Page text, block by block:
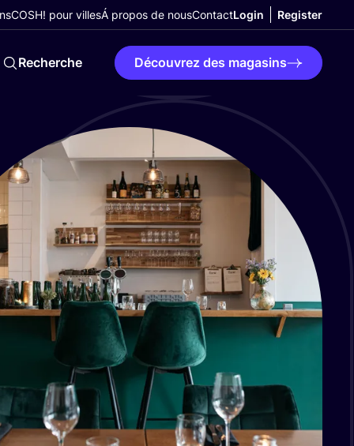
COSH! pour villesÁ propos de nousContactLogin Register
Recherche Découvrez des magasins